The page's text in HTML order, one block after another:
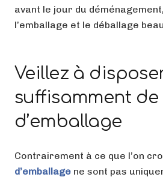
avant le jour du
l’emballage et le déballage
Veillez à
suffisamment
d’emballage
Contrairement à ce que l’on
d’emballage ne sont pas